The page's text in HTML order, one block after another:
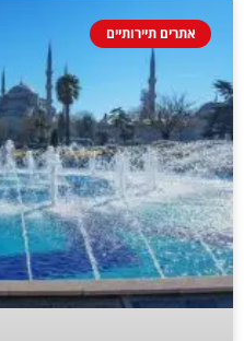
אתרים תיירותיים